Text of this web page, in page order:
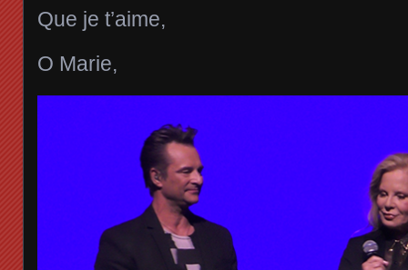
Que je t’aime,
O Marie,